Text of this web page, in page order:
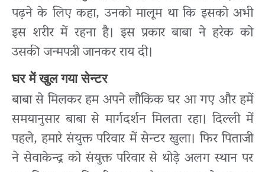
पढ़ने के लिए कहा, उनको मालूम था कि इसको अभी
इस शरीर में रहना है। इस प्रकार बाबा ने हरेक को
उसकी जन्मपत्री जानकर राय दी।
घर में खुल गया सेन्टर
बाबा से मिलकर हम अपने लौकिक घर आ गए और हमें
समयानुसार बाबा से मार्गदर्शन मिलता रहा। दिल्ली में
पहले, हमारे संयुक्त परिवार में सेन्टर खुला। फिर पिताजी
ने सेवाकेन्द्र को संयुक्त परिवार से थोड़े अलग स्थान पर